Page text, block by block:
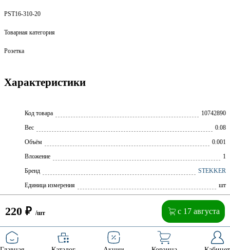
PST16-310-20
Товарная категория
Розетка
Характеристики
Код товара
10742890
Вес
0.08
Объём
0.001
Вложение
1
Бренд
STEKKER
Единица измерения
шт
220 ₽ /шт с 17 августа